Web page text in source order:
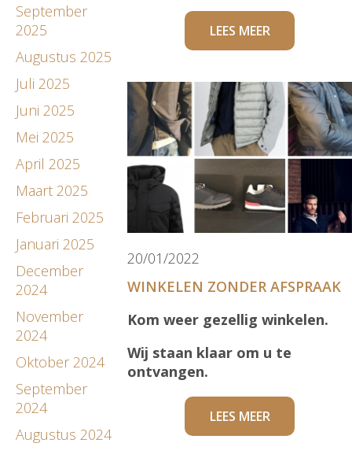
September
2025
Augustus 2025
Juli 2025
Juni 2025
Mei 2025
April 2025
Maart 2025
Februari 2025
Januari 2025
December
2024
November
2024
Oktober 2024
September
2024
Augustus 2024
LEES MEER
20/01/2022
WINKELEN ZONDER AFSPRAAK
Kom weer gezellig winkelen.
Wij staan klaar om u te
ontvangen.
LEES MEER